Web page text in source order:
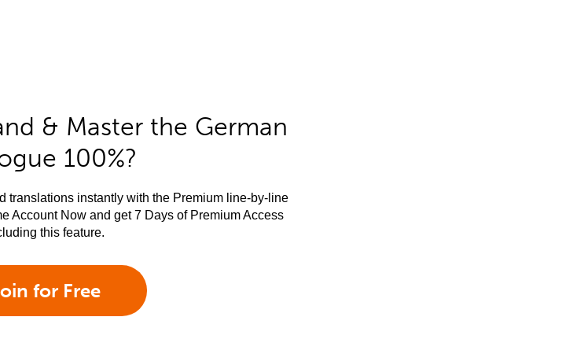
& Master the German
100%?
translations instantly with the Premium line-by-line
Account Now and get 7 Days of Premium Access
this feature.
for Free